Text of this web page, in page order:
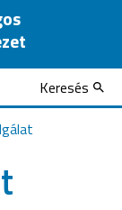
Keresés